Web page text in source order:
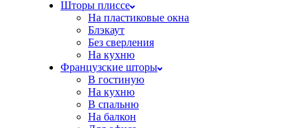
Шторы плиссе
На пластиковые окна
Блэкаут
Без сверления
На кухню
Французские шторы
В гостиную
На кухню
В спальню
На балкон